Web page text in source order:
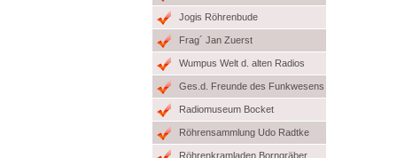
Jogis Röhrenbude
Frag´ Jan Zuerst
Wumpus Welt d. alten Radios
Ges.d. Freunde des Funkwesens
Radiomuseum Bocket
Röhrensammlung Udo Radtke
Röhrenkramladen Borngräber